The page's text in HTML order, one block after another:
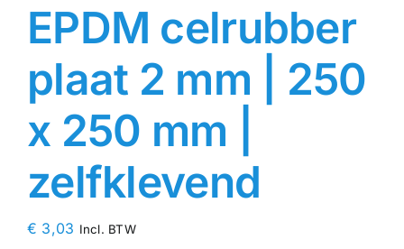
EPDM celrubber
plaat 2 mm | 250
x 250 mm |
zelfklevend
€ 3,03 Incl. BTW